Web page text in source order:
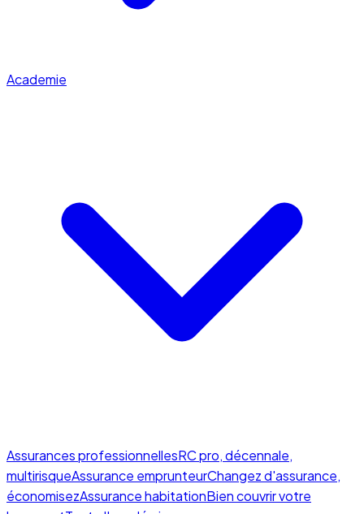
Academie
Assurances professionnellesRC pro, décennale,
multirisqueAssurance emprunteurChangez d'assurance,
économisezAssurance habitationBien couvrir votre